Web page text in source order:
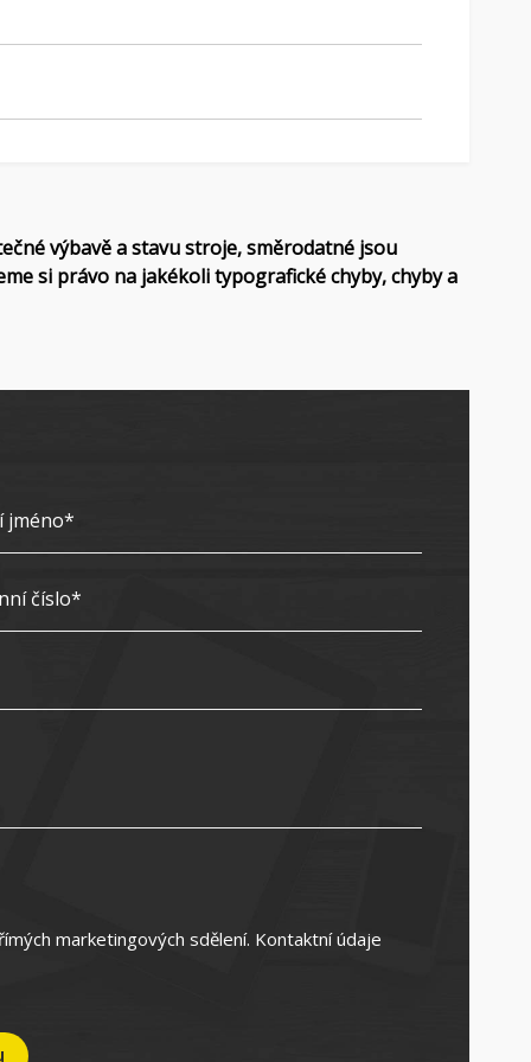
výbavě a stavu stroje, směrodatné jsou
si právo na jakékoli typografické chyby, chyby a
marketingových sdělení. Kontaktní údaje